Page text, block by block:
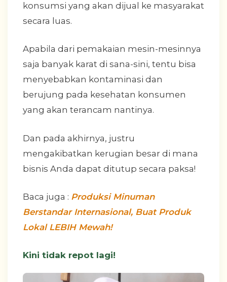
konsumsi yang akan dijual ke masyarakat
secara luas.
Apabila dari pemakaian mesin-mesinnya
saja banyak karat di sana-sini, tentu bisa
menyebabkan kontaminasi dan
berujung pada kesehatan konsumen
yang akan terancam nantinya.
Dan pada akhirnya, justru
mengakibatkan kerugian besar di mana
bisnis Anda dapat ditutup secara paksa!
Baca juga : Produksi Minuman
Berstandar Internasional, Buat Produk
Lokal LEBIH Mewah!
Kini tidak repot lagi!